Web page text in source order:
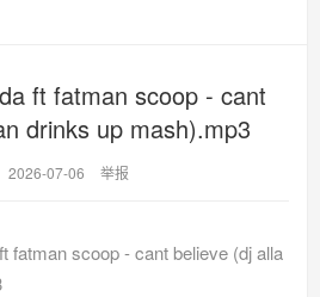
ft fatman scoop - cant
drinks up mash).mp3
2026-07-06 举报
fatman scoop - cant believe (dj alla